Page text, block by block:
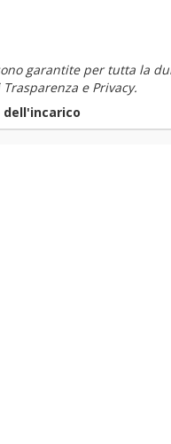
garantite per tutta la
e Privacy.